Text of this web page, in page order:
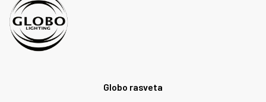
Globo rasveta